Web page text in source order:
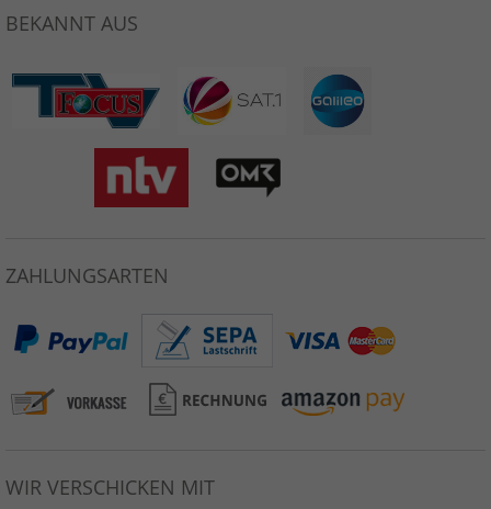
BEKANNT AUS
ZAHLUNGSARTEN
WIR VERSCHICKEN MIT